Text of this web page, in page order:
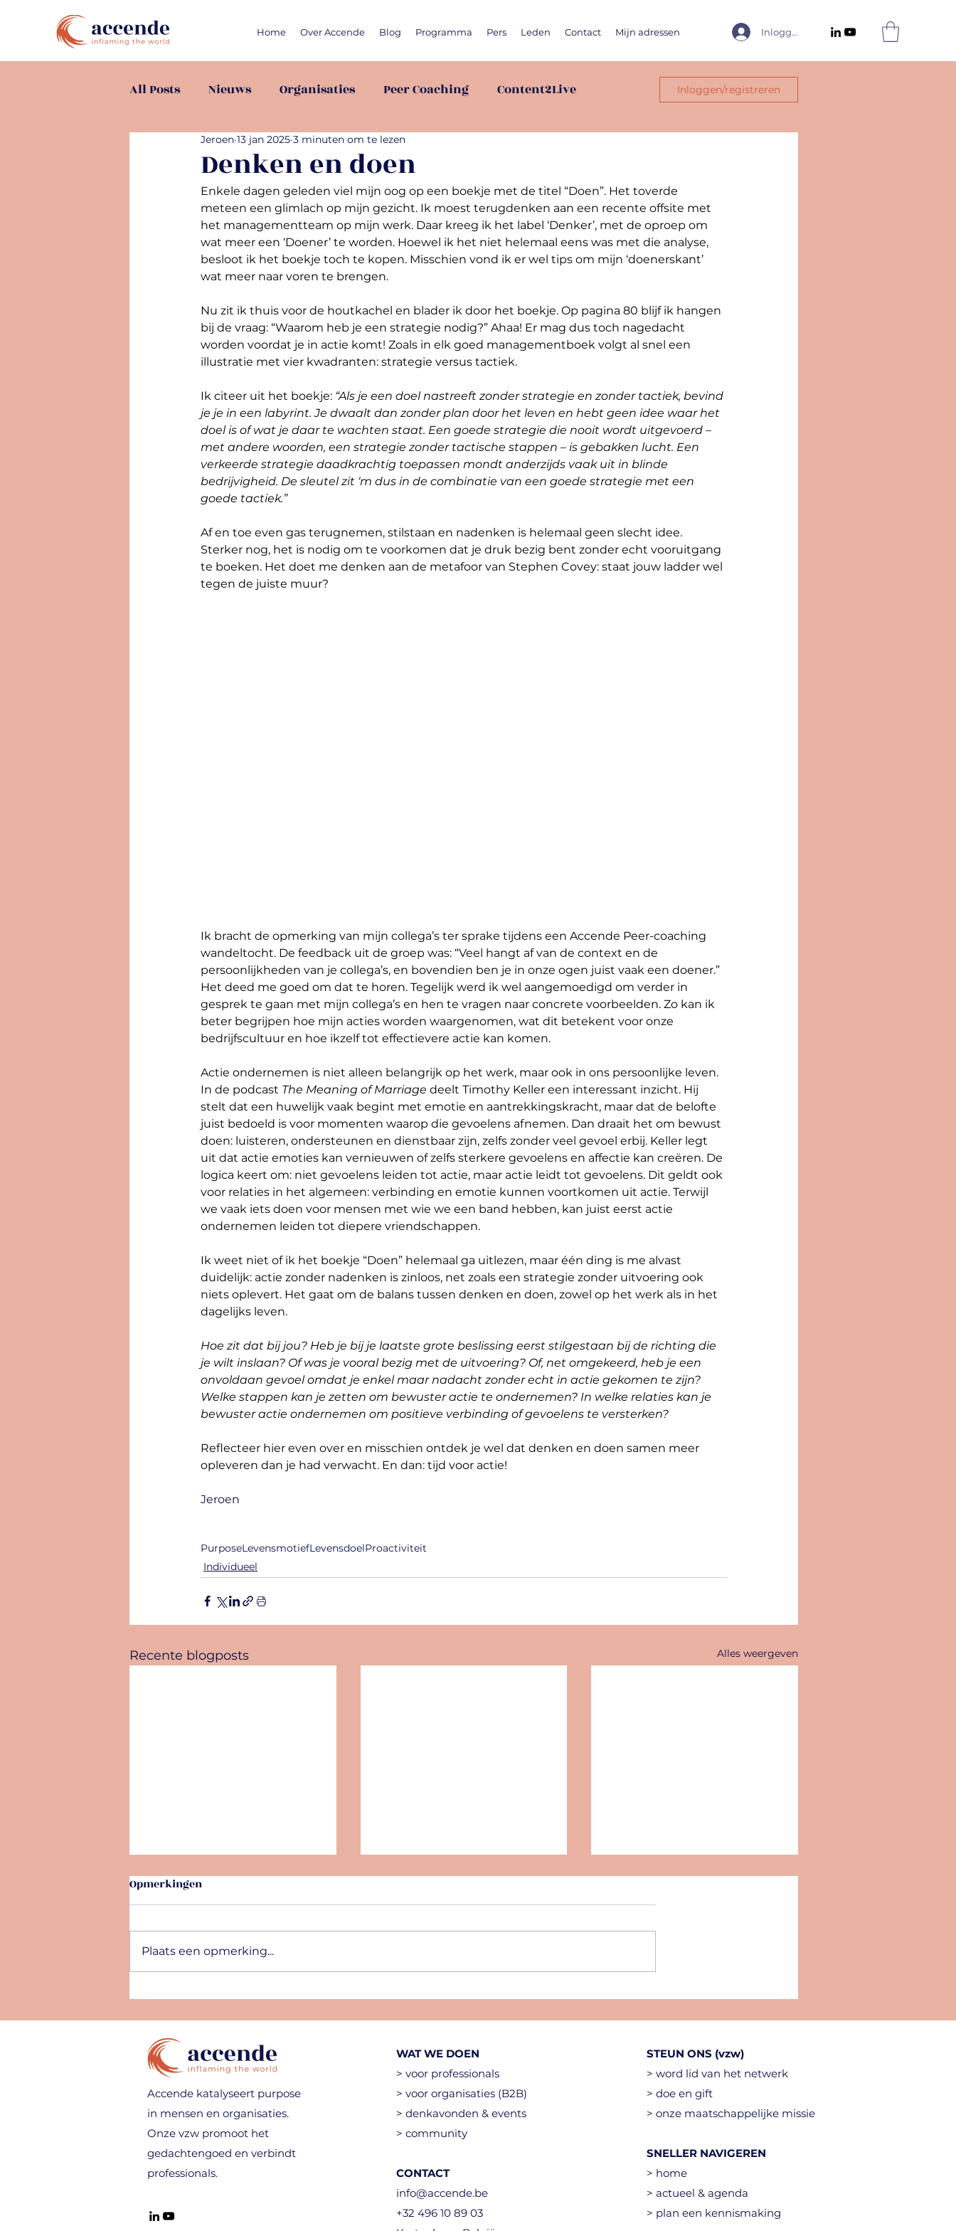
Home Over Accende Blog Programma Pers Leden Contact Mijn adressen Inloggen
All Posts Nieuws Organisaties Peer Coaching Content2Live
Individueel
Inloggen/registreren
Denken en doen
Jeroen 13 jan 2025 3 minuten om te lezen
Enkele dagen geleden viel mijn oog op een boekje met de titel “Doen”. Het toverde
meteen een glimlach op mijn gezicht. Ik moest terugdenken aan een recente offsite met
het managementteam op mijn werk. Daar kreeg ik het label ‘Denker’, met de oproep om
wat meer een ‘Doener’ te worden. Hoewel ik het niet helemaal eens was met die analyse,
besloot ik het boekje toch te kopen. Misschien vond ik er wel tips om mijn ‘doenerskant’
wat meer naar voren te brengen.
Nu zit ik thuis voor de houtkachel en blader ik door het boekje. Op pagina 80 blijf ik hangen
bij de vraag: “Waarom heb je een strategie nodig?” Ahaa! Er mag dus toch nagedacht
worden voordat je in actie komt! Zoals in elk goed managementboek volgt al snel een
illustratie met vier kwadranten: strategie versus tactiek.
Ik citeer uit het boekje: “Als je een doel nastreeft zonder strategie en zonder tactiek, bevind
je je in een labyrint. Je dwaalt dan zonder plan door het leven en hebt geen idee waar het
doel is of wat je daar te wachten staat. Een goede strategie die nooit wordt uitgevoerd –
met andere woorden, een strategie zonder tactische stappen – is gebakken lucht. Een
verkeerde strategie daadkrachtig toepassen mondt anderzijds vaak uit in blinde
bedrijvigheid. De sleutel zit ‘m dus in de combinatie van een goede strategie met een
goede tactiek.”
Af en toe even gas terugnemen, stilstaan en nadenken is helemaal geen slecht idee.
Sterker nog, het is nodig om te voorkomen dat je druk bezig bent zonder echt vooruitgang
te boeken. Het doet me denken aan de metafoor van Stephen Covey: staat jouw ladder wel
tegen de juiste muur?
Ik bracht de opmerking van mijn collega’s ter sprake tijdens een Accende Peer-coaching
wandeltocht. De feedback uit de groep was: “Veel hangt af van de context en de
persoonlijkheden van je collega’s, en bovendien ben je in onze ogen juist vaak een doener.”
Het deed me goed om dat te horen. Tegelijk werd ik wel aangemoedigd om verder in
gesprek te gaan met mijn collega’s en hen te vragen naar concrete voorbeelden. Zo kan ik
beter begrijpen hoe mijn acties worden waargenomen, wat dit betekent voor onze
bedrijfscultuur en hoe ikzelf tot effectievere actie kan komen.
Actie ondernemen is niet alleen belangrijk op het werk, maar ook in ons persoonlijke leven.
In de podcast The Meaning of Marriage deelt Timothy Keller een interessant inzicht. Hij
stelt dat een huwelijk vaak begint met emotie en aantrekkingskracht, maar dat de belofte
juist bedoeld is voor momenten waarop die gevoelens afnemen. Dan draait het om bewust
doen: luisteren, ondersteunen en dienstbaar zijn, zelfs zonder veel gevoel erbij. Keller legt
uit dat actie emoties kan vernieuwen of zelfs sterkere gevoelens en affectie kan creëren. De
logica keert om: niet gevoelens leiden tot actie, maar actie leidt tot gevoelens. Dit geldt ook
voor relaties in het algemeen: verbinding en emotie kunnen voortkomen uit actie. Terwijl
we vaak iets doen voor mensen met wie we een band hebben, kan juist eerst actie
ondernemen leiden tot diepere vriendschappen.
Ik weet niet of ik het boekje “Doen” helemaal ga uitlezen, maar één ding is me alvast
duidelijk: actie zonder nadenken is zinloos, net zoals een strategie zonder uitvoering ook
niets oplevert. Het gaat om de balans tussen denken en doen, zowel op het werk als in het
dagelijks leven.
Hoe zit dat bij jou? Heb je bij je laatste grote beslissing eerst stilgestaan bij de richting die
je wilt inslaan? Of was je vooral bezig met de uitvoering? Of, net omgekeerd, heb je een
onvoldaan gevoel omdat je enkel maar nadacht zonder echt in actie gekomen te zijn?
Welke stappen kan je zetten om bewuster actie te ondernemen? In welke relaties kan je
bewuster actie ondernemen om positieve verbinding of gevoelens te versterken?
Reflecteer hier even over en misschien ontdek je wel dat denken en doen samen meer
opleveren dan je had verwacht. En dan: tijd voor actie!
Jeroen
PurposeLevensmotiefLevensdoelProactiviteit
Individueel
Recente blogposts Alles weergeven
De chemie van menselijke
verbindingen die niets
oplossen
Summer Summit 2025
Opmerkingen
Plaats een opmerking...
Accende katalyseert purpose
in mensen en organisaties.
Onze vzw promoot het
gedachtengoed en verbindt
professionals.
WAT WE DOEN
> voor professionals
> voor organisaties (B2B)
> denkavonden & events
> community
CONTACT
info@accende.be
+32 496 10 89 03
STEUN ONS (vzw)
> word lid van het netwerk
> doe en gift
> onze maatschappelijke missie
SNELLER NAVIGEREN
> home
> actueel & agenda
> plan een kennismaking